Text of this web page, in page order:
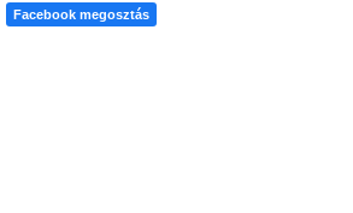
Facebook megosztás